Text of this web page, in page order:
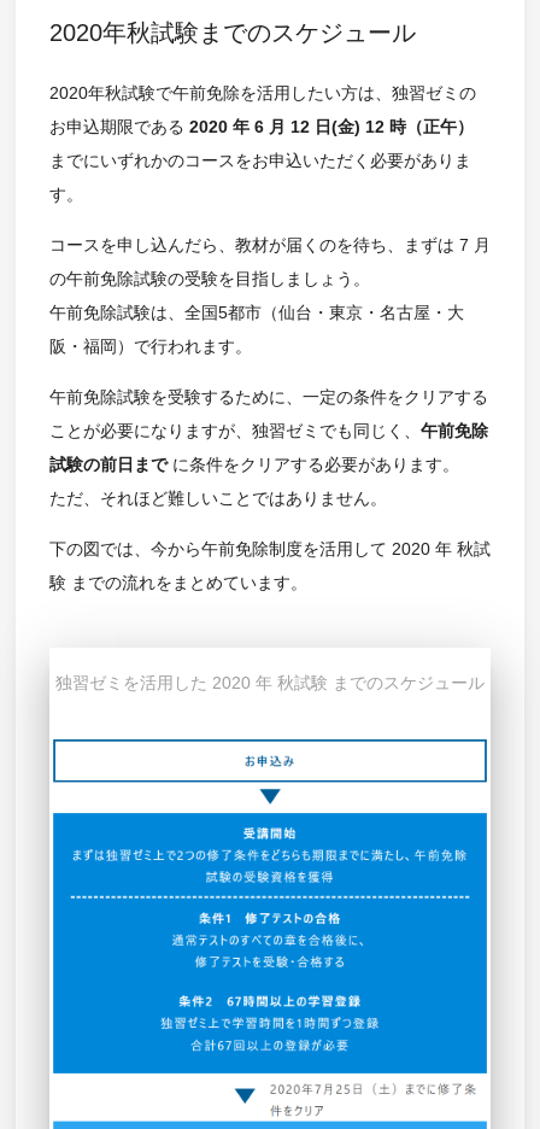
2020年秋試験までのスケジュール
2020年秋試験で午前免除を活用したい方は、独習ゼミの
お申込期限である 2020 年 6 月 12 日(金) 12 時（正午）
までにいずれかのコースをお申込いただく必要がありま
す。
コースを申し込んだら、教材が届くのを待ち、まずは 7 月
の午前免除試験の受験を目指しましょう。
午前免除試験は、全国5都市（仙台・東京・名古屋・大
阪・福岡）で行われます。
午前免除試験を受験するために、一定の条件をクリアする
ことが必要になりますが、独習ゼミでも同じく、 午前免除
試験の前日までに条件をクリアする必要があります。
ただ、それほど難しいことではありません。
下の図では、今から午前免除制度を活用して 2020 年 秋試
験 までの流れをまとめています。
独習ゼミを活用した 2020 年 秋試験 までのスケジュール